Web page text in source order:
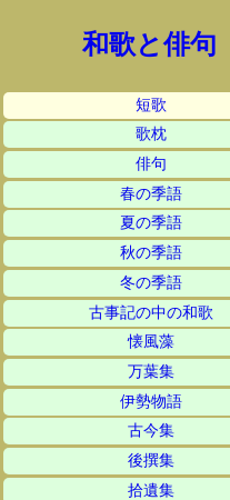
和歌と俳句
短歌
歌枕
俳句
春の季語
夏の季語
秋の季語
冬の季語
古事記の中の和歌
懐風藻
万葉集
伊勢物語
古今集
後撰集
拾遺集